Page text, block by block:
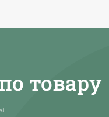
товару